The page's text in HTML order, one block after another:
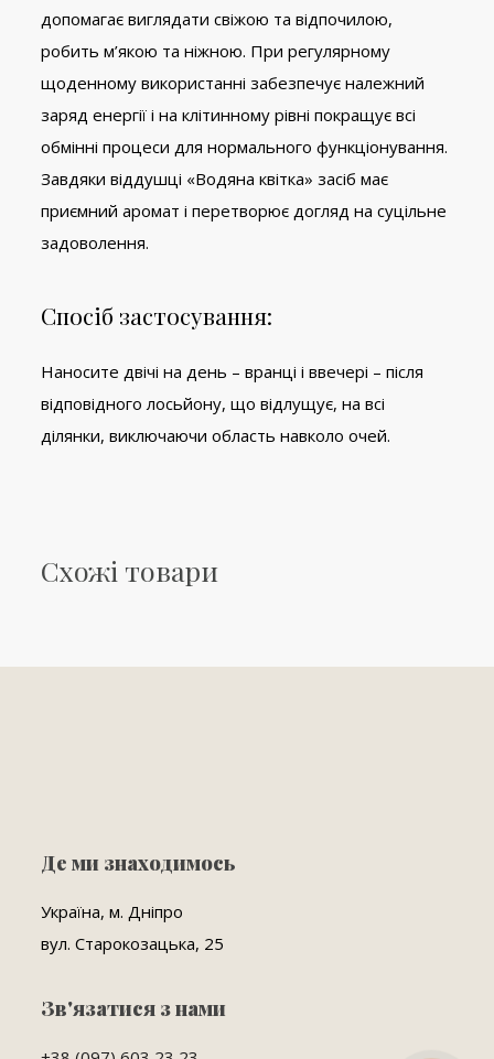
допомагає виглядати свіжою та відпочилою,
робить м’якою та ніжною. При регулярному
щоденному використанні забезпечує належний
заряд енергії і на клітинному рівні покращує всі
обмінні процеси для нормального функціонування.
Завдяки віддушці «Водяна квітка» засіб має
приємний аромат і перетворює догляд на суцільне
задоволення.
Спосіб застосування:
Наносите двічі на день – вранці і ввечері – після
відповідного лосьйону, що відлущує, на всі
ділянки, виключаючи область навколо очей.
Схожі товари
Де ми знаходимось
Україна, м. Дніпро
вул. Старокозацька, 25
Зв'язатися з нами